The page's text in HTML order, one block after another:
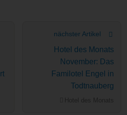
nächster Artikel
Hotel des Monats
November: Das
Familotel Engel in
Todtnauberg